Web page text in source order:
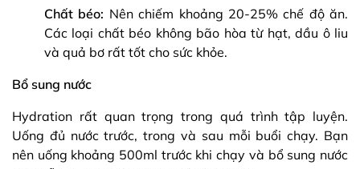
Chất béo: Nên chiếm khoảng 20-25% chế độ ăn.
Các loại chất béo không bão hòa từ hạt, dầu ô liu
và quả bơ rất tốt cho sức khỏe.
Bổ sung nước
Hydration rất quan trọng trong quá trình tập luyện.
Uống đủ nước trước, trong và sau mỗi buổi chạy. Bạn
nên uống khoảng 500ml trước khi chạy và bổ sung nước